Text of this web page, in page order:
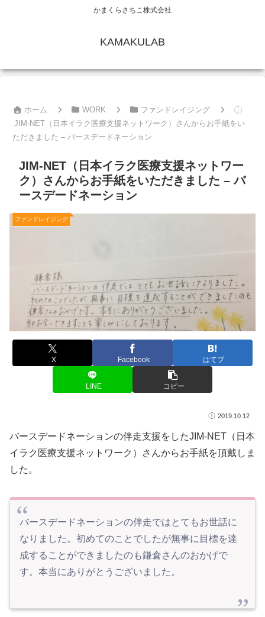
かまくらさちこ株式会社
KAMAKULAB
ホーム WORK
ファンドレイジング
JIM-NET（日本イラク医療支援ネットワーク）さんからお手紙をい
ただきました – バースデードネーション
JIM-NET（日本イラク医療支援ネットワー
ク）さんからお手紙をいただきました – バ
ースデードネーション
ファンドレイジング
X Facebook はてブ
LINE コピー
2019.10.12
バースデードネーションの伴走支援をしたJIM-NET（日本
イラク医療支援ネットワーク）さんからお手紙を頂戴しま
した。
バースデードネーションの伴走ではとてもお世話に
なりました。初めてのことでしたが無事に目標を達
成することができましたのも鎌倉さんのおかげで
す。本当にありがとうございました。